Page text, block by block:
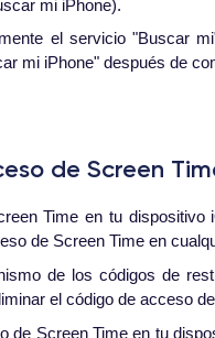
mi iPhone).
el servicio "Buscar
mi iPhone" después de
de Screen
Time en tu
de Screen Time en
de los códigos de
el código de acceso
de Screen Time en tu